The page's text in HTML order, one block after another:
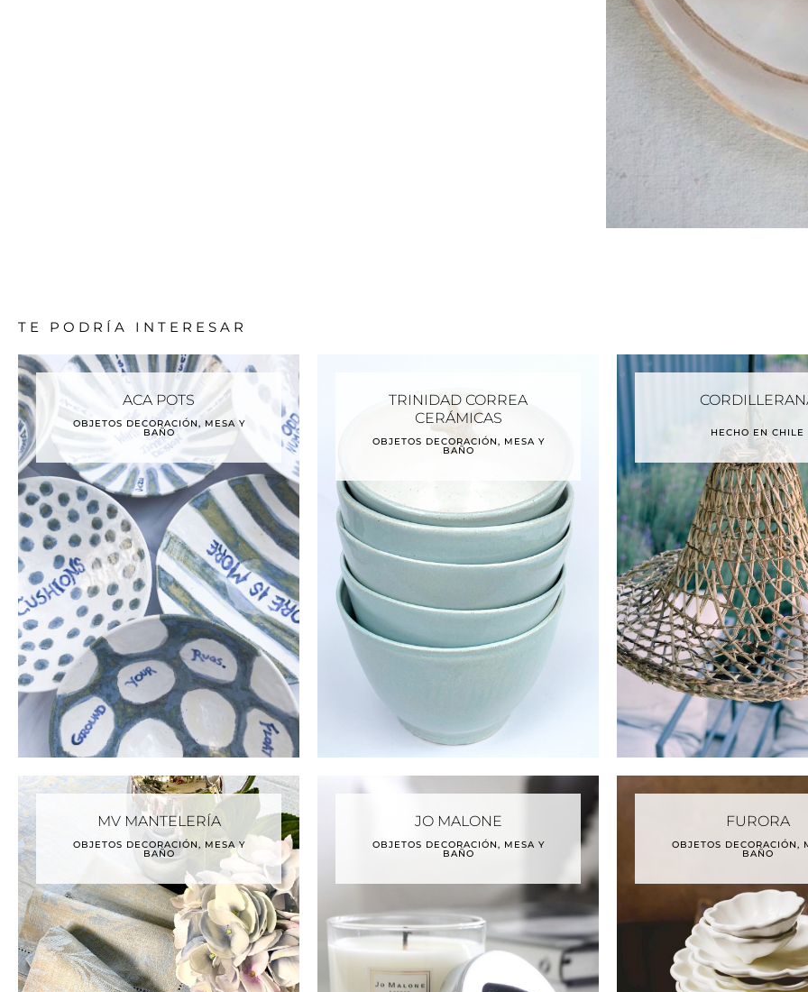
TE PODRÍA INTERESAR
ACA POTS
OBJETOS DECORACIÓN, MESA Y
BAÑO
TRINIDAD CORREA
CERÁMICAS
OBJETOS DECORACIÓN, MESA Y
BAÑO
HECHO EN CHILE
MV MANTELERÍA
OBJETOS DECORACIÓN, MESA Y
BAÑO
JO MALONE
OBJETOS DECORACIÓN, MESA Y
BAÑO
FURORA
OBJETOS DECORACIÓN,
BAÑO